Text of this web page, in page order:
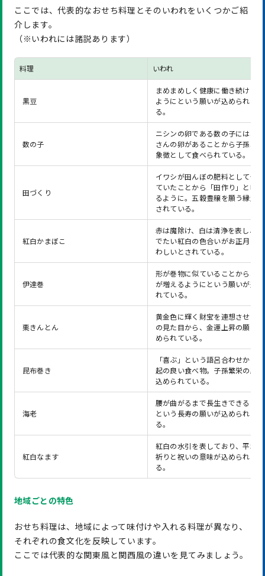
ここでは、代表的なおせち料理とそのいわれをいくつかご紹
介します。
（※いわれには諸説あります）
料理 いわれ
黒豆
まめまめしく健康に働き続けら
ようにという願いが込められてい
る。
数の子
ニシンの卵である数の子には、
さんの卵があることから子孫繁
象徴として食べられている。
田づくり
イワシが田んぼの肥料として使
ていたことから「田作り」と呼
るように。五穀豊穣を願う縁起
されている。
紅白かまぼこ
赤は魔除け、白は清浄を表し、
でたい紅白の色合いがお正月に
わしいとされている。
伊達巻
形が巻物に似ていることから、
が増えるようにという願いが込
れている。
栗きんとん
黄金色に輝く財宝を連想させる
の見た目から、金運上昇の願い
められている。
昆布巻き
「喜ぶ」という語呂合わせから
起の良い食べ物。子孫繁栄の願
込められている。
海老
腰が曲がるまで長生きできるよ
という長寿の願いが込められてい
る。
紅白なます
紅白の水引を表しており、平和
祈りと祝いの意味が込められてい
る。
地域ごとの特色
おせち料理は、地域によって味付けや入れる料理が異なり、
それぞれの食文化を反映しています。
ここでは代表的な関東風と関西風の違いを見てみましょう。